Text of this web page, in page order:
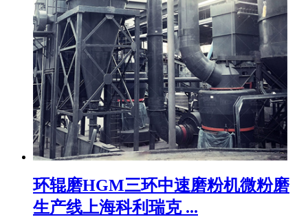
环辊磨HGM三环中速磨粉机微粉磨
生产线上海科利瑞克 ...